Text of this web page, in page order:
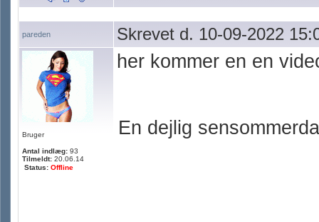
pareden Skrevet d. 10-09-2022
Bruger
Antal indlæg: 93
Tilmeldt: 20.06.14
Status: Offline
her kommer en en
En dejlig